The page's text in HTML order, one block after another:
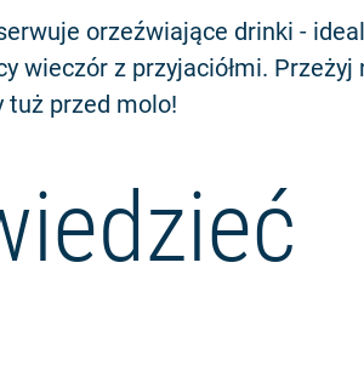
orzeźwiające drinki -
wieczór z przyjaciółmi.
tuż przed molo!